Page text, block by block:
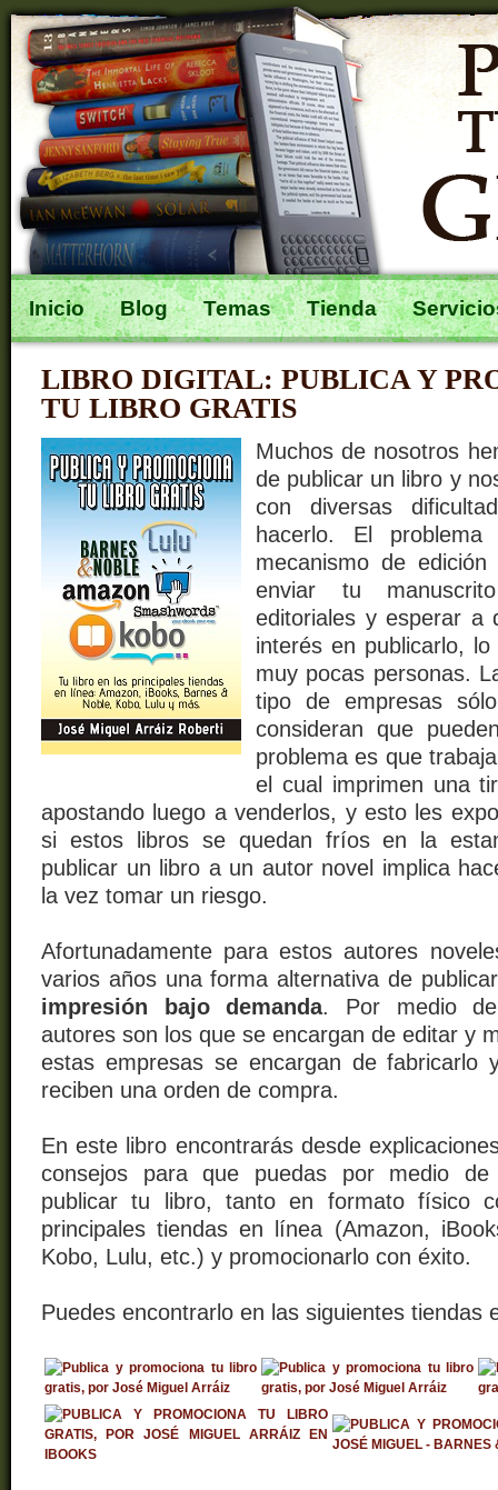
Inicio Blog Temas Tienda
LIBRO DIGITAL: PUBLICA Y
TU LIBRO GRATIS
Muchos de nosotros
de publicar un libro y
con diversas
hacerlo. El
mecanismo de
enviar tu
editoriales y esperar a
interés en publicarlo,
muy pocas personas.
tipo de empresas
consideran que
problema es que
el cual imprimen una
apostando luego a venderlos, y esto les
si estos libros se quedan fríos en la
publicar un libro a un autor novel implica
la vez tomar un riesgo.
Afortunadamente para estos autores
varios años una forma alternativa de
impresión bajo demanda. Por medio
autores son los que se encargan de editar y
estas empresas se encargan de fabricarlo
reciben una orden de compra.
En este libro encontrarás desde
consejos para que puedas por medio de
publicar tu libro, tanto en formato físico
principales tiendas en línea (Amazon,
Kobo, Lulu, etc.) y promocionarlo con éxito.
Puedes encontrarlo en las siguientes tiendas